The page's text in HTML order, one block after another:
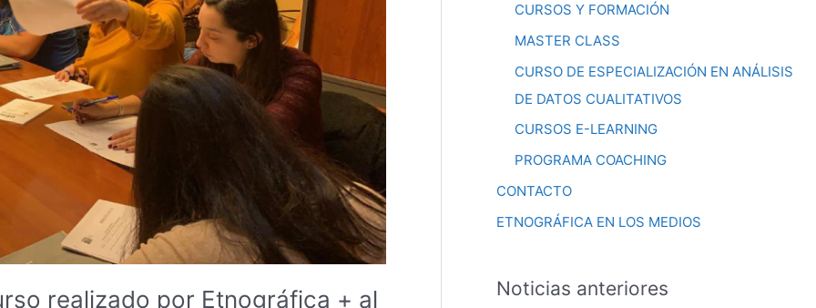
realizado por Etnográfica + al
CURSOS Y FORMACIÓN
MASTER CLASS
CURSO DE ESPECIALIZACIÓN EN ANÁLISIS
DE DATOS CUALITATIVOS
CURSOS E-LEARNING
PROGRAMA COACHING
CONTACTO
ETNOGRÁFICA EN LOS MEDIOS
Noticias anteriores